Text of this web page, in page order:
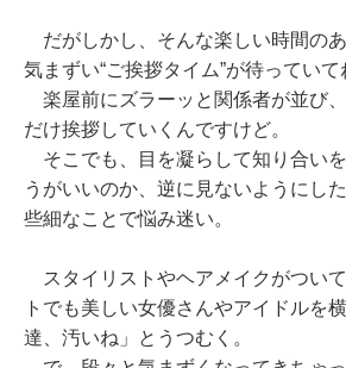
だがしかし、そんな楽しい時間の
気まずい“ご挨拶タイム”が待っていて
楽屋前にズラーッと関係者が並び
だけ挨拶していくんですけど。
そこでも、目を凝らして知り合い
うがいいのか、逆に見ないようにし
些細なことで悩み迷い。
スタイリストやヘアメイクがつい
トでも美しい女優さんやアイドルを
達、汚いね」とうつむく。